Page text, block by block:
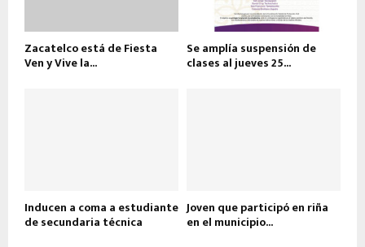
Zacatelco está de Fiesta
Ven y Vive la...
Se amplía suspensión de
clases al jueves 25...
Inducen a coma a estudiante
de secundaria técnica
Joven que participó en riña
en el municipio...